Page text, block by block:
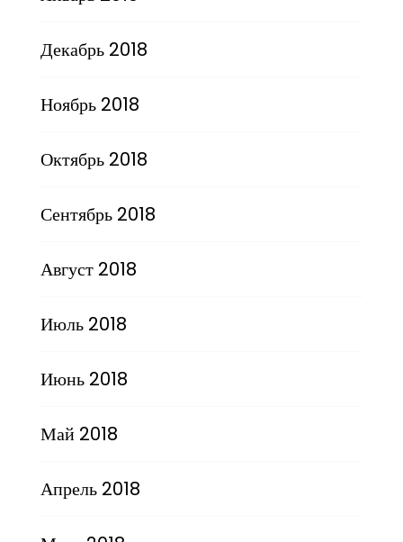
Декабрь 2018
Ноябрь 2018
Октябрь 2018
Сентябрь 2018
Август 2018
Июль 2018
Июнь 2018
Май 2018
Апрель 2018